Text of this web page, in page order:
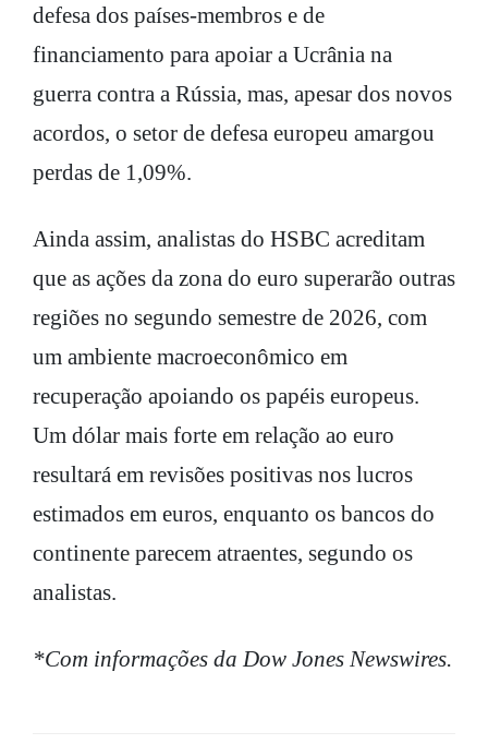
defesa dos países-membros e de
financiamento para apoiar a Ucrânia na
guerra contra a Rússia, mas, apesar dos novos
acordos, o setor de defesa europeu amargou
perdas de 1,09%.
Ainda assim, analistas do HSBC acreditam
que as ações da zona do euro superarão outras
regiões no segundo semestre de 2026, com
um ambiente macroeconômico em
recuperação apoiando os papéis europeus.
Um dólar mais forte em relação ao euro
resultará em revisões positivas nos lucros
estimados em euros, enquanto os bancos do
continente parecem atraentes, segundo os
analistas.
*Com informações da Dow Jones Newswires.